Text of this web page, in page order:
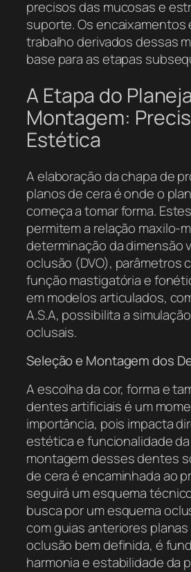
precisos das mucosas e
suporte. Os encaixamentos
trabalho derivados dessas
base para as etapas
A Etapa do
Montagem:
Estética
A elaboração da chapa de
planos de cera é onde o
começa a tomar forma.
permitem a relação maxilo-
determinação da dimensão
oclusão (DVO), parâmetros
função mastigatória e
em modelos articulados,
A.S.A, possibilita a
oclusais.
Seleção e Montagem dos
A escolha da cor, forma e
dentes artificiais é um
importância, pois impacta
estética e funcionalidade
montagem desses dentes
de cera é encaminhada ao
seguirá um esquema
busca por um esquema
com guias anteriores
oclusão bem definida, é
harmonia e estabilidade da